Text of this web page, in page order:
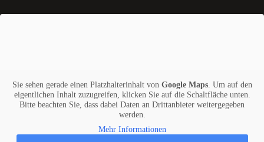
Sie sehen gerade einen Platzhalterinhalt von Google Maps. Um auf den
eigentlichen Inhalt zuzugreifen, klicken Sie auf die Schaltfläche unten.
Bitte beachten Sie, dass dabei Daten an Drittanbieter weitergegeben
werden.
Mehr Informationen